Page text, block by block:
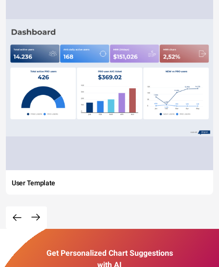
User Template
Get Personalized Chart Suggestions
with AI